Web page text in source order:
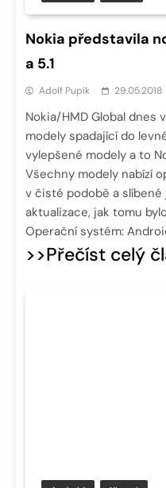
Nokia představila
a 5.1
Adolf Pupík 29.05.2018
Nokia/HMD Global dnes
modely spadající do
vylepšené modely a to
Všechny modely nabízí
v čisté podobě a
aktualizace, jak tomu
Operační systém:
>>Přečíst celý